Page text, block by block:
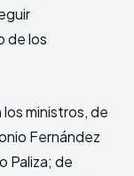
de los
ministros, de
Fernández
Paliza; de